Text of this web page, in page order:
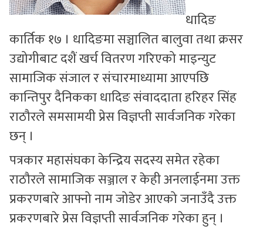
धादिङ
कार्तिक १७ । धादिङमा सञ्चालित बालुवा तथा क्रसर
उद्योगीबाट दशैं खर्च वितरण गरिएको माइन्युट
सामाजिक संजाल र संचारमाध्यामा आएपछि
कान्तिपुर दैनिकका धादिङ संवाददाता हरिहर सिंह
राठौरले समसामयी प्रेस विज्ञप्ती सार्वजनिक गरेका
छन् ।
पत्रकार महासंघका केन्द्रिय सदस्य समेत रहेका
राठौरले सामाजिक सञ्जाल र केही अनलाईनमा उक्त
प्रकरणबारे आफ्नो नाम जोडेर आएको जनाउँदै उक्त
प्रकरणबारे प्रेस विज्ञप्ती सार्वजनिक गरेका हुन् ।